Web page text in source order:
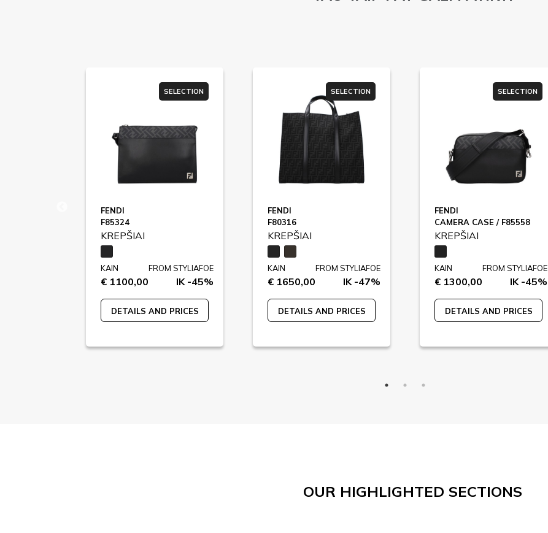
SELECTION
FENDI
F85324
KREPŠIAI
KAIN
€ 1100,00
FROM STYLIAFOE
IK -45%
DETAILS AND PRICES
SELECTION
FENDI
F80316
KREPŠIAI
KAIN
€ 1650,00
FROM STYLIAFOE
IK -47%
DETAILS AND PRICES
SELECTION
FENDI
CAMERA CASE / F85558
KREPŠIAI
KAIN
€ 1300,00
FROM STYLIAFOE
IK -45%
DETAILS AND PRICES
OUR HIGHLIGHTED SECTIONS